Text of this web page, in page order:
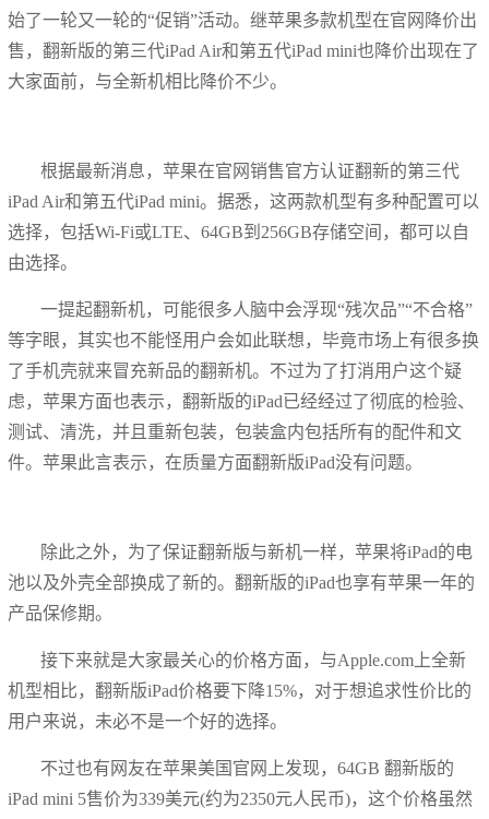
始了一轮又一轮的“促销”活动。继苹果多款机型在官网降价出
售，翻新版的第三代iPad Air和第五代iPad mini也降价出现在了
大家面前，与全新机相比降价不少。
​根据最新消息，苹果在官网销售官方认证翻新的第三代
iPad Air和第五代iPad mini。据悉，这两款机型有多种配置可以
选择，包括Wi-Fi或LTE、64GB到256GB存储空间，都可以自
由选择。
一提起翻新机，可能很多人脑中会浮现“残次品”“不合格”
等字眼，其实也不能怪用户会如此联想，毕竟市场上有很多换
了手机壳就来冒充新品的翻新机。不过为了打消用户这个疑
虑，苹果方面也表示，翻新版的iPad已经经过了彻底的检验、
测试、清洗，并且重新包装，包装盒内包括所有的配件和文
件。苹果此言表示，在质量方面翻新版iPad没有问题。
​除此之外，为了保证翻新版与新机一样，苹果将iPad的电
池以及外壳全部换成了新的。翻新版的iPad也享有苹果一年的
产品保修期。
接下来就是大家最关心的价格方面，与Apple.com上全新
机型相比，翻新版iPad价格要下降15%，对于想追求性价比的
用户来说，未必不是一个好的选择。
不过也有网友在苹果美国官网上发现，64GB 翻新版的
iPad mini 5售价为339美元(约为2350元人民币)，这个价格虽然